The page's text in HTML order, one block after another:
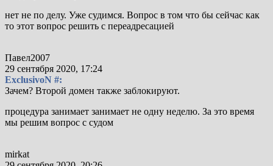
нет не по делу. Уже судимся. Вопрос в том что бы сейчас как
то этот вопрос решить с переадресацией
Павел2007
29 сентября 2020, 17:24
ExclusivoN #:
Зачем? Второй домен также заблокируют.
процедура занимает занимает не одну неделю. За это время
мы решим вопрос с судом
mirkat